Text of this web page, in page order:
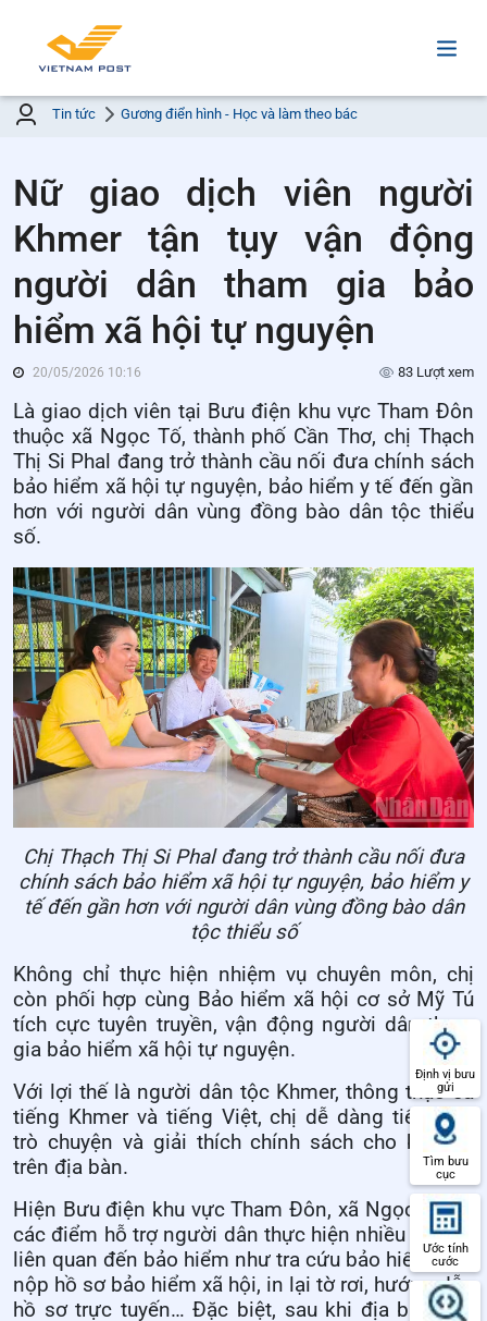
Tin tức Gương điển hình - Học và làm theo bác
Nữ giao dịch viên người
Khmer tận tụy vận động
người dân tham gia bảo
hiểm xã hội tự nguyện
20/05/2026 10:16 83 Lượt xem
Là giao dịch viên tại Bưu điện khu vực Tham Đôn
thuộc xã Ngọc Tố, thành phố Cần Thơ, chị Thạch
Thị Si Phal đang trở thành cầu nối đưa chính sách
bảo hiểm xã hội tự nguyện, bảo hiểm y tế đến gần
hơn với người dân vùng đồng bào dân tộc thiểu
số.
Chị Thạch Thị Si Phal đang trở thành cầu nối đưa
chính sách bảo hiểm xã hội tự nguyện, bảo hiểm y
tế đến gần hơn với người dân vùng đồng bào dân
tộc thiểu số
Không chỉ thực hiện nhiệm vụ chuyên môn, chị
còn phối hợp cùng Bảo hiểm xã hội cơ sở Mỹ Tú
tích cực tuyên truyền, vận động người dân tham
gia bảo hiểm xã hội tự nguyện.
Với lợi thế là người dân tộc Khmer, thông thạo cả
tiếng Khmer và tiếng Việt, chị dễ dàng tiếp cận,
trò chuyện và giải thích chính sách cho bà con
trên địa bàn.
Hiện Bưu điện khu vực Tham Đôn, xã Ngọc Tố có
các điểm hỗ trợ người dân thực hiện nhiều thủ tục
liên quan đến bảo hiểm như tra cứu bảo hiểm y tế,
nộp hồ sơ bảo hiểm xã hội, in lại tờ rơi, hướng dẫn
hồ sơ trực tuyến… Đặc biệt, sau khi địa bàn sáp
Định vị bưu
gửi
Tìm bưu
cục
Ước tính
cước